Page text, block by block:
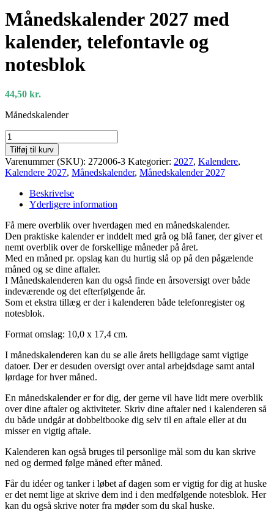
Månedskalender 2027 med
kalender, telefontavle og
notesblok
44,50 kr.
Månedskalender
Månedskalender
2027
med
kalender,
telefontavle
notesblok
Tilføj til kurv
Varenummer (SKU): 272006-3 Kategorier: 2027, Kalendere,
Kalendere 2027, Månedskalender, Månedskalender 2027
Beskrivelse
Yderligere information
Få mere overblik over hverdagen med en månedskalender.
Den praktiske kalender er inddelt med grå og blå faner, der giver et
nemt overblik over de forskellige måneder på året.
Med en måned pr. opslag kan du hurtig slå op på den pågælende
måned og se dine aftaler.
I Månedskalenderen kan du også finde en årsoversigt over både
indeværende og det efterfølgende år.
Som et ekstra tillæg er der i kalenderen både telefonregister og
notesblok.
Format omslag: 10,0 x 17,4 cm.
I månedskalenderen kan du se alle årets helligdage samt vigtige
datoer. Der er desuden oversigt over antal arbejdsdage samt antal
lørdage for hver måned.
En månedskalender er for dig, der gerne vil have lidt mere overblik
over dine aftaler og aktiviteter. Skriv dine aftaler ned i kalenderen så
du både undgår at dobbeltbooke dig selv til en aftale eller at du
misser en vigtig aftale.
Kalenderen kan også bruges til personlige mål som du kan skrive
ned og dermed følge måned efter måned.
Får du idéer og tanker i løbet af dagen som er vigtig for dig at huske
er det nemt lige at skrive dem ind i den medfølgende notesblok. Her
kan du også skrive noter fra møder som du skal huske.